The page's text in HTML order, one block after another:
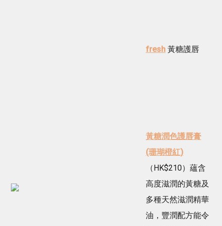
fresh 黃糖護唇
黃糖潤色護唇膏
(珊瑚橙紅)
（HK$210）蘊含
高度滋潤的黃糖及
多種天然滋潤精華
油，豐潤配方能令